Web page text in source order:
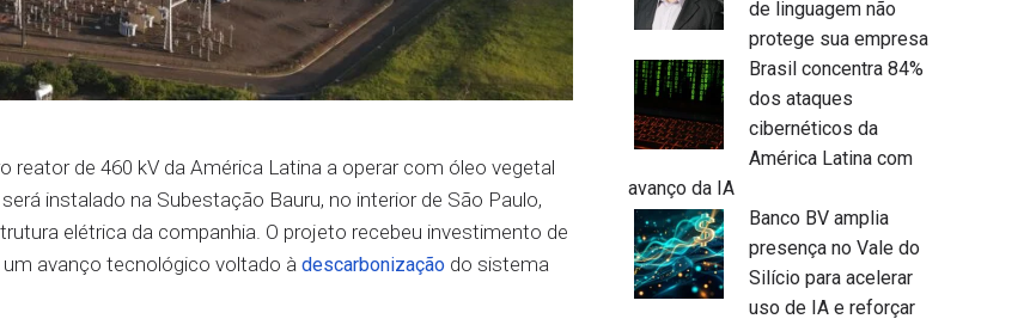
reator de 460 kV da América Latina a operar com óleo vegetal
instalado na Subestação Bauru, no interior de São Paulo,
elétrica da companhia. O projeto recebeu investimento de
um avanço tecnológico voltado à descarbonização do sistema
de linguagem não
protege sua empresa
Brasil concentra 84%
dos ataques
cibernéticos da
América Latina com
avanço da IA
Banco BV amplia
presença no Vale do
Silício para acelerar
uso de IA e reforçar